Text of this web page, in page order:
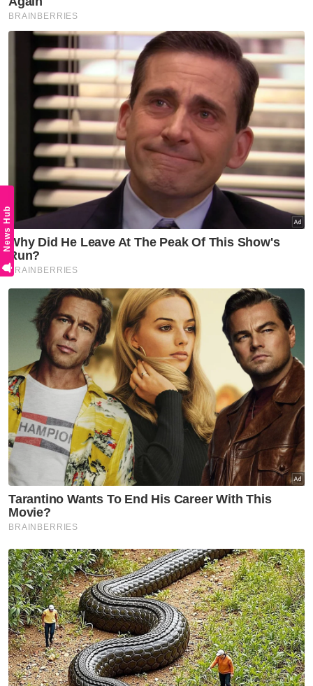
forensik dilihat beredar dari kawasan kediaman
terbabit serta pita kuning diletakkan di laluan
masuk lokasi kejadian.
PERNAH DILAKUKAN DISEMBER LALU
Lakonan semula tidak asing bagi kes ini. Sebelum ini
lakonan semula telah dilakukan kanak-kanakyang
mendakwa melihat Zayn Rayyan lima jam sebelum
mangsa dilaporkan hilang pada 5 Disember lalu.
Gambar fail
Pada 15 Disember, kanak-kanak berkenaan
melakonkan aksi berkenaan dengan dibantu anggota
serta pegawai Unit Forensik Ibu Pejabat Polis
Kontinjen (IPK) Selangor.
Ia dijalankan berdasarkan dua saksi kanak-kanak
yang juga rakan kepada arwah untuk mengesan
menuju ke anak sungai lokasi anak istimewa itu
ditemui.
Ibu bapa Zayn Rayyan kini sedang direman bagi
siasatan mengikut Seksyen 302 Kanun Keseksaan
selepas ditahan di Puncak Alam pada 31 Mei.
Layari portalSinarPlusuntuk info terkini dan bermanfaat!
News Hub